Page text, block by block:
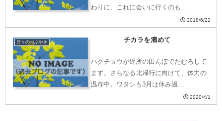
わりに、これに会いに行くのも…
2018/6/22
日々のつぶやき チカラを溜めて
ハクチョウが近所の田んぼでたむろして
ます。さらなる北帰行に向けて、体力の
温存中。ワタシも3月は休み過…
2020/4/1